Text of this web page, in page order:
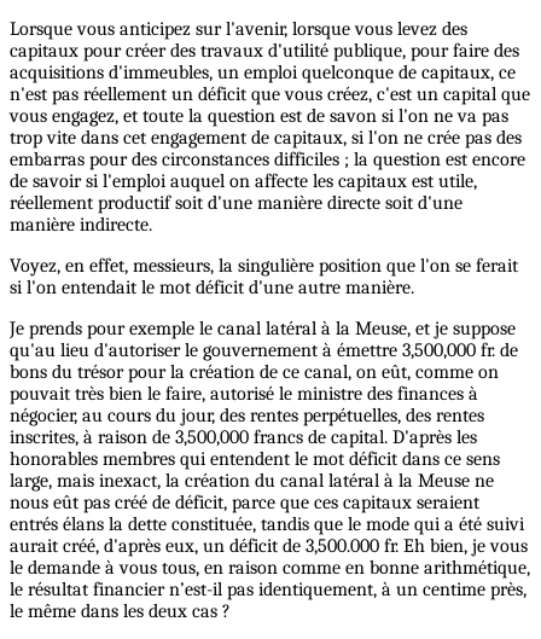
Lorsque vous anticipez sur l'avenir, lorsque vous levez des
capitaux pour créer des travaux d'utilité publique, pour faire des
acquisitions d'immeubles, un emploi quelconque de capitaux, ce
n'est pas réellement un déficit que vous créez, c'est un capital que
vous engagez, et toute la question est de savon si l'on ne va pas
trop vite dans cet engagement de capitaux, si l'on ne crée pas des
embarras pour des circonstances difficiles ; la question est encore
de savoir si l'emploi auquel on affecte les capitaux est utile,
réellement productif soit d'une manière directe soit d'une
manière indirecte.
Voyez, en effet, messieurs, la singulière position que l'on se ferait
si l'on entendait le mot déficit d'une autre manière.
Je prends pour exemple le canal latéral à la Meuse, et je suppose
qu'au lieu d'autoriser le gouvernement à émettre 3,500,000 fr. de
bons du trésor pour la création de ce canal, on eût, comme on
pouvait très bien le faire, autorisé le ministre des finances à
négocier, au cours du jour, des rentes perpétuelles, des rentes
inscrites, à raison de 3,500,000 francs de capital. D'après les
honorables membres qui entendent le mot déficit dans ce sens
large, mais inexact, la création du canal latéral à la Meuse ne
nous eût pas créé de déficit, parce que ces capitaux seraient
entrés élans la dette constituée, tandis que le mode qui a été suivi
aurait créé, d'après eux, un déficit de 3,500.000 fr. Eh bien, je vous
le demande à vous tous, en raison comme en bonne arithmétique,
le résultat financier n’est-il pas identiquement, à un centime près,
le même dans les deux cas ?